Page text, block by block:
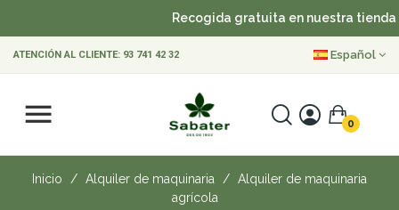
Recogida gratuita en nuestra tienda
ATENCIÓN AL CLIENTE: 93 741 42 32 Español
0
Inicio Alquiler de maquinaria
Alquiler de maquinaria
agrícola